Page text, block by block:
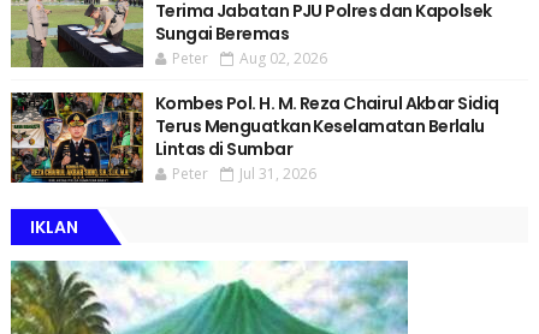
Terima Jabatan PJU Polres dan Kapolsek
Sungai Beremas
Peter Aug 02, 2026
Kombes Pol. H. M. Reza Chairul Akbar Sidiq
Terus Menguatkan Keselamatan Berlalu
Lintas di Sumbar
Peter Jul 31, 2026
IKLAN